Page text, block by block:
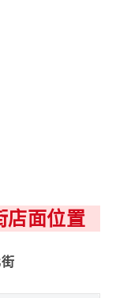
店面位置